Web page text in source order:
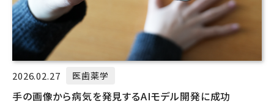
2026.02.27 医歯薬学
手の画像から病気を発見するAIモデル開発に成功